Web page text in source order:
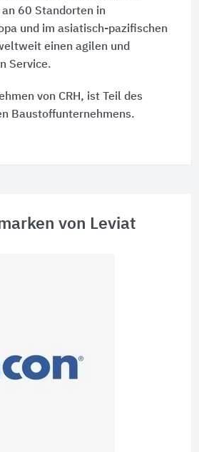
60 Standorten in
und im asiatisch-pazifischen
einen agilen und
Service.
von CRH, ist Teil des
Baustoffunternehmens.
von Leviat